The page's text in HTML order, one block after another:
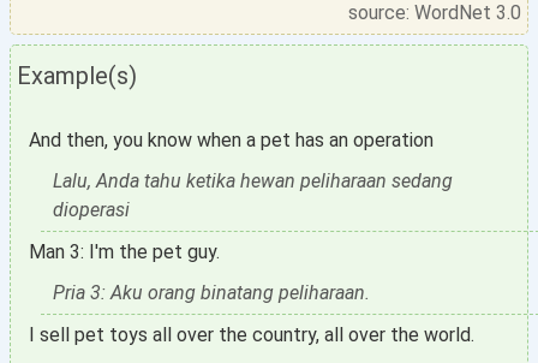
source: WordNet 3.0
Example(s)
And then, you know when a pet has an operation
Lalu, Anda tahu ketika hewan peliharaan sedang
dioperasi
Man 3: I'm the pet guy.
Pria 3: Aku orang binatang peliharaan.
I sell pet toys all over the country, all over the world.